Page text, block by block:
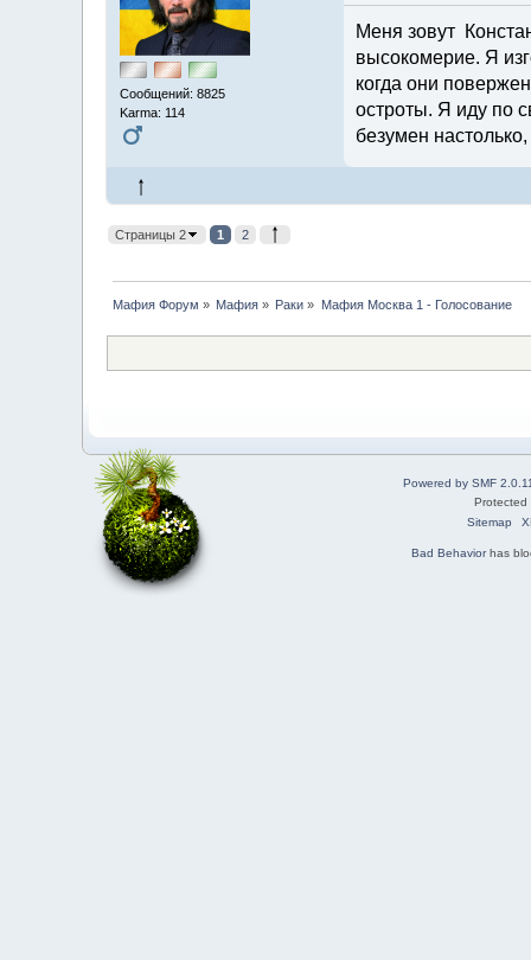
Сообщений: 8825
Karma: 114
Меня зовут
высокомерие. Я
когда они
остроты. Я иду по
безумен
Страницы 2 1 2
Мафия Форум » Мафия » Раки » Мафия Москва 1 - Голосование
Powered by SMF
Sitemap
Bad Behaviorhas